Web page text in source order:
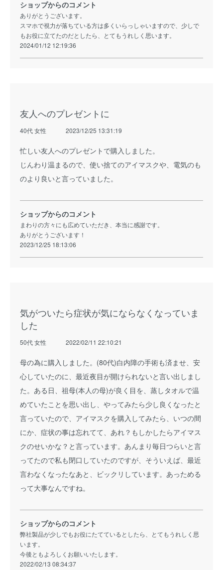
ショップからのコメント
ありがとうございます。
スマホで視力が落ちている方は多くいらっしゃいますので、少しで
もお役に立てたのだとしたら、とてもうれしく思います。
2024/01/12 12:19:36
友人へのプレゼントに
40代 女性 2023/12/25 13:31:19
忙しい友人へのプレゼントで購入しました。
じんわり温まるので、使い捨てのアイマスクや、電気のも
のより良いと言っていました。
ショップからのコメント
まわりの方々にも広めていただき、本当に感謝です。
ありがとうございます！
2023/12/25 18:13:06
気がついたら症状が気にならなくなっていま
した
50代 女性 2022/02/11 22:10:21
母の為に購入しました。(80代)白内障の手術も済ませ、安
心していたのに、最近夜目が開けられないと言い出しまし
た。ある日、祖母(本人の母)が良く目を、蒸しタオルで温
めていたことを思い出し、やってみたら少し良くなったと
言っていたので、アイマスクを購入してみたら、いつの間
にか、症状の事は忘れてて、あれ？もしかしたらアイマス
クのせいかな？と言っています。あんまり毎日つらいと言
ってたので私も閉口していたのですが、そういえば、最近
言わなくなったなあと、ビックリしています。あっためる
って大事なんですね。
ショップからのコメント
弊社製品が少しでもお役にたてているとしたら、とてもうれしく思
います。
今後ともよろしくお願いいたします。
2022/02/13 08:34:37